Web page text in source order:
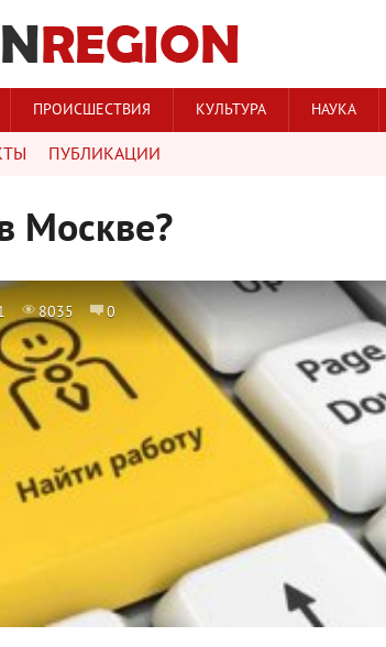
ПРОИСШЕСТВИЯ КУЛЬТУРА НАУКА
ПУБЛИКАЦИИ
Москве?
8035 0